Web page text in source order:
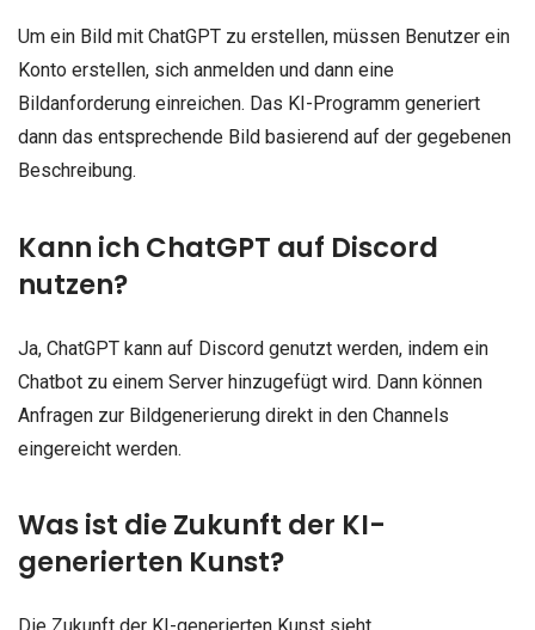
Um ein Bild mit ChatGPT zu erstellen, müssen Benutzer ein
Konto erstellen, sich anmelden und dann eine
Bildanforderung einreichen. Das KI-Programm generiert
dann das entsprechende Bild basierend auf der gegebenen
Beschreibung.
Kann ich ChatGPT auf Discord
nutzen?
Ja, ChatGPT kann auf Discord genutzt werden, indem ein
Chatbot zu einem Server hinzugefügt wird. Dann können
Anfragen zur Bildgenerierung direkt in den Channels
eingereicht werden.
Was ist die Zukunft der KI-
generierten Kunst?